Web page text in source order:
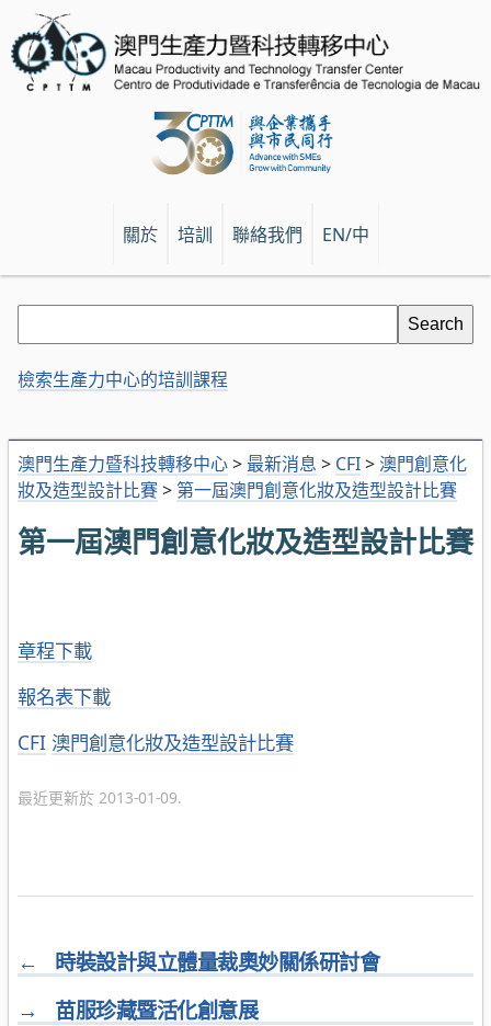
關於 培訓 聯絡我們 EN/中
澳門生產力暨科技轉移中心> 最新消息 > CFI> 澳門創意化
妝及造型設計比賽> 第一屆澳門創意化妝及造型設計比賽
第一屆澳門創意化妝及造型設計比賽
章程下載
報名表下載
分
CFI 澳門創意化妝及造型設計比賽
最近更新於 2013-01-09.
←
時裝設計與立體量裁奧妙關係研討會
→
苗服珍藏暨活化創意展
檢索生產力中心的培訓課程